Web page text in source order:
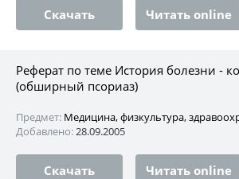
Скачать Читать online
Реферат по теме История болезни -
(обширный псориаз)
Предмет: Медицина, физкультура,
Добавлено:28.09.2005
Скачать Читать online